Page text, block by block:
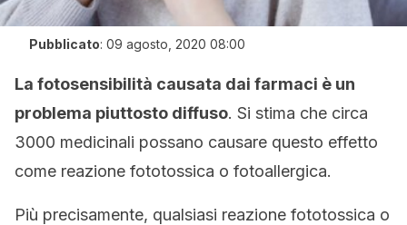
Pubblicato: 09 agosto, 2020 08:00
La fotosensibilità causata dai farmaci è un
problema piuttosto diffuso. Si stima che circa
3000 medicinali possano causare questo effetto
come reazione fototossica o fotoallergica.
Più precisamente, qualsiasi reazione fototossica o